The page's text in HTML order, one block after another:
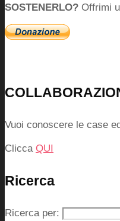
SOSTENERLO? Offrimi
Vuoi conoscere le case
Clicca QUI
Ricerca
Ricerca per: